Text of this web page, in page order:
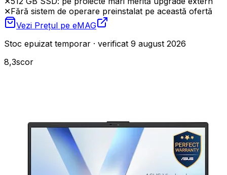
✕Fără sistem de operare preinstalat pe această ofertă
Vezi Prețul pe eMAG
Stoc epuizat temporar · verificat 9 august 2026
8,3scor